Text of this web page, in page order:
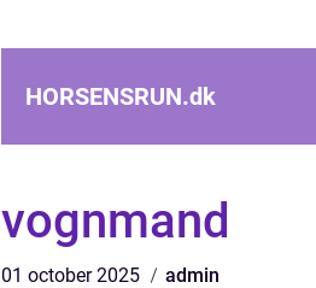
HORSENSRUN.dk
vognmand
01 october 2025 admin